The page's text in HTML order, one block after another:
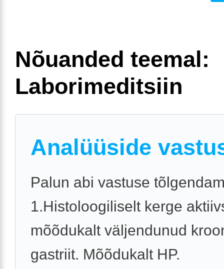
Nõuanded teemal:
Laborimeditsiin
Analüüside
Palun abi vastuse
1.Histoloogiliselt kerge
mõõdukalt väljendunud
gastriit. Mõõdukalt HP.